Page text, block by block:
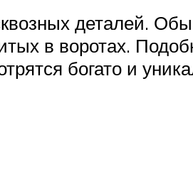
деталей.
в воротах.
богато и